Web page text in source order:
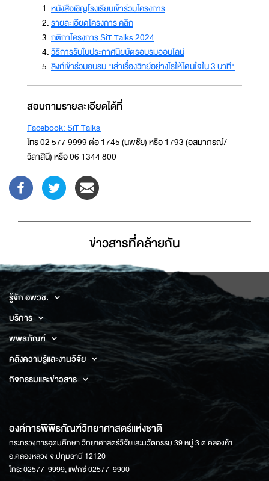
หนังสือเชิญโรงเรียนเข้าร่วมโครงการ
รายละเอียดโครงการ คลิก
กติกาโครงการ SiT Talks 2024
วิธีการรับใบประกาศนียบัตรอบรมออนไลน์
ลิงก์เข้าร่วมอบรม "เล่าเรื่องวิทย์อย่างไรให้โดนใจใน 3 นาที"
สอบถามรายละเอียดได้ที่
Facebook: SiT Talks
โทร 02 577 9999 ต่อ 1745 (นพชัย) หรือ 1793 (อสมาภรณ์/
วิลาสินี) หรือ 06 1344 800
ข่าวสารที่่คล้ายกัน
รู้จัก อพวช.
บริการ
พิพิธภัณฑ์
คลังความรู้และงานวิจัย
กิจกรรมและข่าวสาร
องค์การพิพิธภัณฑ์วิทยาศาสตร์แห่งชาติ
กระทรวงการอุดมศึกษา วิทยาศาสตร์วิจัยและนวัตกรรม 39 หมู่ 3 ต.คลองห้า
อ.คลองหลวง จ.ปทุมธานี 12120
โทร: 02577-9999, แฟกซ์ 02577-9900